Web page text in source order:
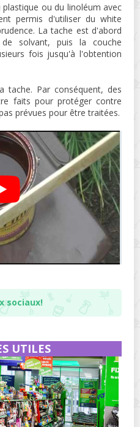
ou du linoléum avec
permis d'utiliser du white
La tache est d'abord
solvant, puis la couche
fois jusqu'à l'obtention
tache. Par conséquent, des
faits pour protéger contre
prévues pour être traitées.
sociaux!
UTILES